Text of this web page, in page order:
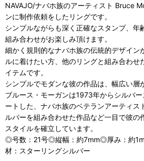
NAVAJO/ナバホ族のアーティスト Bruce
ンに制作依頼をしたリングです。
シンプルながらも深く正確なスタンプ、年
組み合わせがお楽しみ頂けます。
細かく規則的なナバホ族の伝統的デザイン
ルに着けたい方、他のリングと組み合わせ
イテムです。
シンプルでモダンな彼の作品は、幅広い層
ブルース・モーガンは1973年からシルバ
ートした、ナバホ族のベテランアーティス
ルバーを組み合わせた作品など一目で彼の
スタイルを確立しています。
◎号数：21号◎縦幅：約7mm◎厚み：約
材：スターリングシルバー